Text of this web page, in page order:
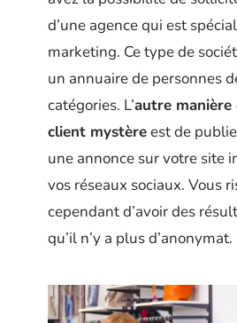
d’une agence qui est
marketing. Ce type de
un annuaire de personnes
catégories. L’autre
client mystèreest de
une annonce sur votre site
vos réseaux sociaux. Vous
cependant d’avoir des
qu’il n’y a plus d’anonymat.